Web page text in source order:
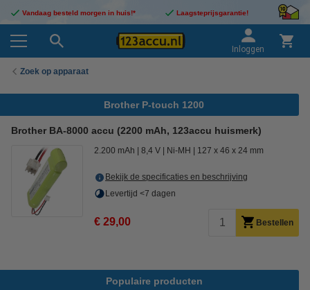
Vandaag besteld morgen in huis!* Laagsteprijsgarantie!
Inloggen
Zoek op apparaat
Brother P-touch 1200
Brother BA-8000 accu (2200 mAh, 123accu huismerk)
2.200 mAh 8,4 V Ni-MH 127 x 46 x 24 mm
Bekijk de specificaties en beschrijving
Levertijd <7 dagen
€ 29,00 Bestellen
Populaire producten